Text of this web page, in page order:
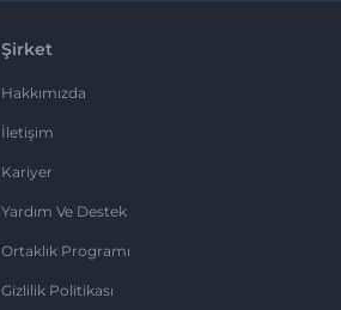
Şirket
Hakkımızda
İletişim
Kariyer
Yardım Ve Destek
Ortaklık Programı
Gizlilik Politikası